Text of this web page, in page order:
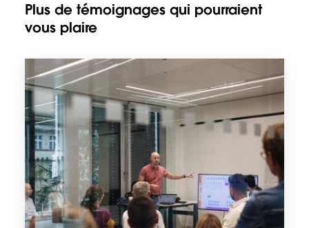
Plus de témoignages qui pourraient
vous plaire